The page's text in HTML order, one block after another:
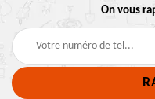
On vous